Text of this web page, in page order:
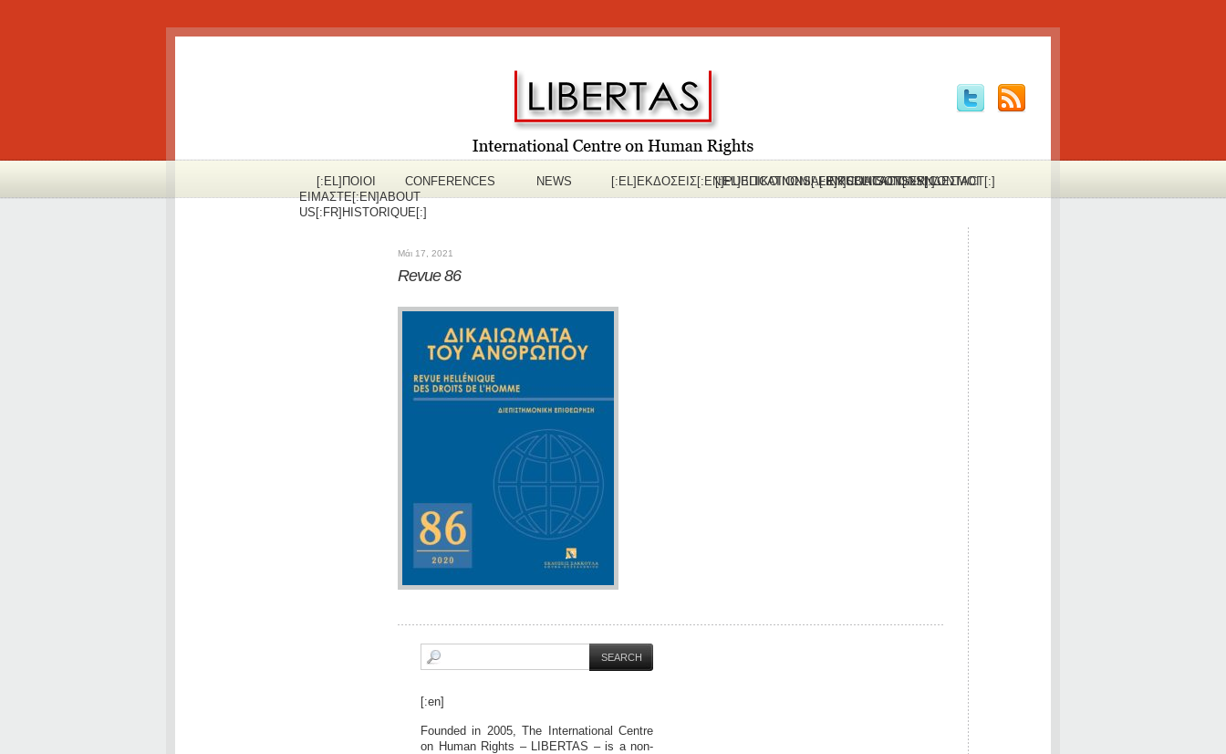
[:EL]ΠOΙΟΙ
ΕΙΜΑΣΤΕ[:EN]ABOUT
US[:FR]HISTORIQUE[:]
CONFERENCES NEWS [:EL]ΕΚΔOΣΕΙΣ[:EN]PUBLICATIONS[:FR]PUBLICATIONS[:]
[:EL]ΕΠΙΚΟΙΝΩΝΙΑ[:EN]CONTACT[:FR]CONTACT[:]
LINKSLIAISONSΣΥΝΔΕΣΜΟΙ
Μάι 17, 2021
Revue 86
[:en]
Founded in 2005, The International Centre
on Human Rights – LIBERTAS – is a non-